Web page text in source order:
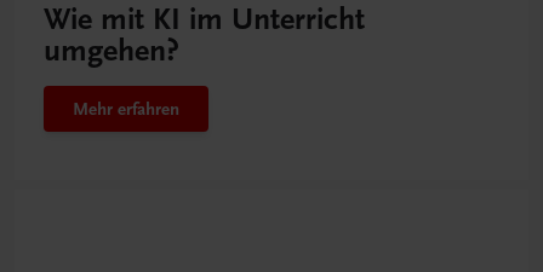
Wie mit KI im Unterricht
umgehen?
Mehr erfahren